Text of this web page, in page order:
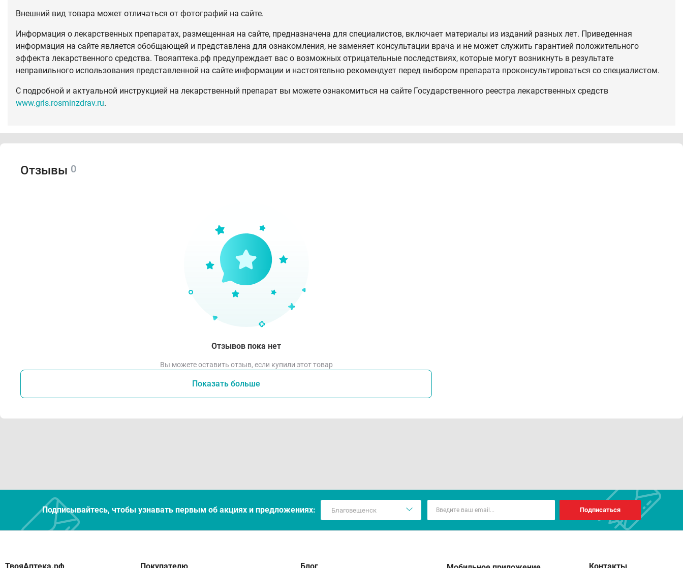
Внешний вид товара может отличаться от фотографий на сайте.
Информация о лекарственных препаратах, размещенная на сайте, предназначена для специалистов, включает материалы из изданий разных лет. Приведенная
информация на сайте является обобщающей и представлена для ознакомления, не заменяет консультации врача и не может служить гарантией положительного
эффекта лекарственного средства. Твояаптека.рф предупреждает вас о возможных отрицательные последствиях, которые могут возникнуть в результате
неправильного использования представленной на сайте информации и настоятельно рекомендует перед выбором препарата проконсультироваться со специалистом.
С подробной и актуальной инструкцией на лекарственный препарат вы можете ознакомиться на сайте Государственного реестра лекарственных средств
www.grls.rosminzdrav.ru.
Отзывы 0
Отзывов пока нет
Вы можете оставить отзыв, если купили этот товар
Показать больше
Подписывайтесь, чтобы узнавать первым об акцияx и предложениях: Подписаться